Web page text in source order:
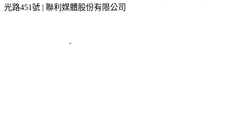
光路451號 | 聯利媒體股份有限公司